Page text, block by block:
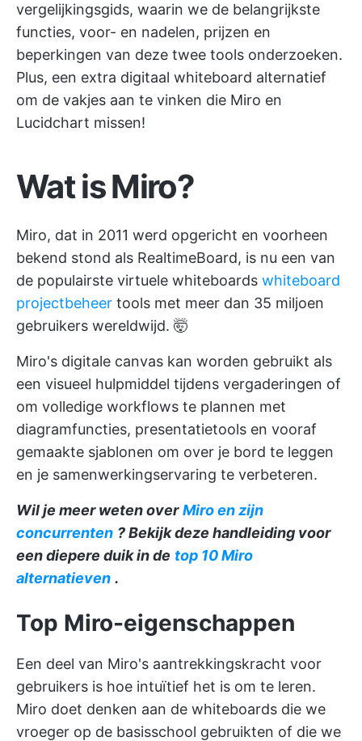
vergelijkingsgids, waarin we de belangrijkste
functies, voor- en nadelen, prijzen en
beperkingen van deze twee tools onderzoeken.
Plus, een extra digitaal whiteboard alternatief
om de vakjes aan te vinken die Miro en
Lucidchart missen!
Wat is Miro?
Miro, dat in 2011 werd opgericht en voorheen
bekend stond als RealtimeBoard, is nu een van
de populairste virtuele whiteboards whiteboard
projectbeheer tools met meer dan 35 miljoen
gebruikers wereldwijd. 🤯
Miro's digitale canvas kan worden gebruikt als
een visueel hulpmiddel tijdens vergaderingen of
om volledige workflows te plannen met
diagramfuncties, presentatietools en vooraf
gemaakte sjablonen om over je bord te leggen
en je samenwerkingservaring te verbeteren.
Wil je meer weten over Miro en zijn
concurrenten ? Bekijk deze handleiding voor
een diepere duik in de top 10 Miro
alternatieven .
Top Miro-eigenschappen
Een deel van Miro's aantrekkingskracht voor
gebruikers is hoe intuïtief het is om te leren.
Miro doet denken aan de whiteboards die we
vroeger op de basisschool gebruikten of die we